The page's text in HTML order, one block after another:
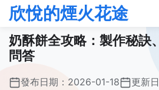
欣悅的煙火花途
奶酥餅全攻略：製作秘訣
問答
發布日期： 2026-01-18 更新